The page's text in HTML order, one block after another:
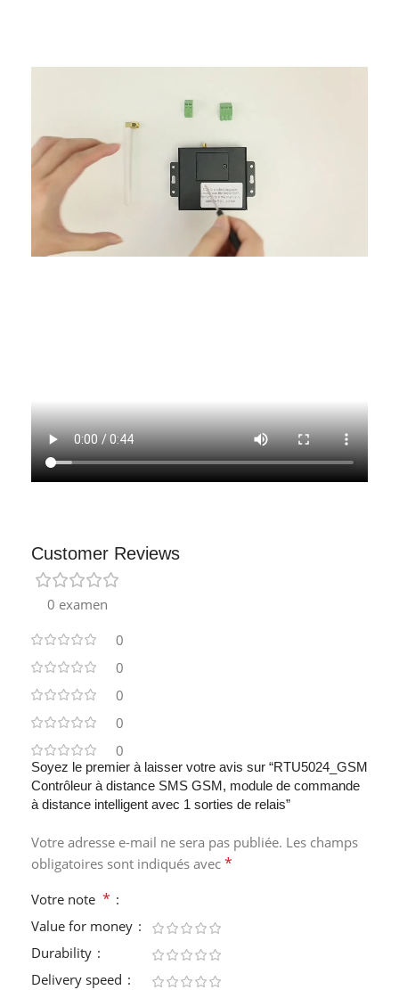
Customer Reviews
0 examen
0
0
0
0
0
Soyez le premier à laisser votre avis sur “RTU5024_GSM
Contrôleur à distance SMS GSM, module de commande
à distance intelligent avec 1 sorties de relais”
Votre adresse e-mail ne sera pas publiée. Les champs
obligatoires sont indiqués avec *
Votre note *
Value for money
Durability
Delivery speed